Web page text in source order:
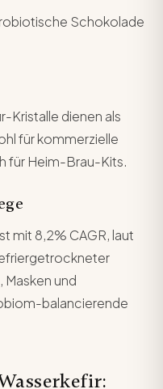
Schokolade
Kristalle dienen als
für kommerzielle
für Heim-Brau-Kits.
mit 8,2% CAGR, laut
Masken und
balancierende